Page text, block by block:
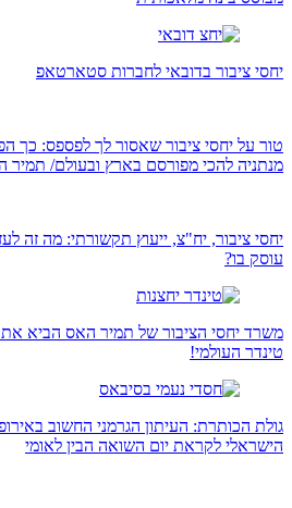
יחסי ציבור בדובאי לחברות סטארטאפ
טור על יחסי ציבור שאסור לך לפספס: כך
מנתניה להכי מפורסם בארץ ובעולם/ תמיר
יחסי ציבור, יח"צ, ייעוץ תקשורתי: מה זה
עוסק בו?
משרד יחסי הציבור של תמיר האס הביא את
טינדר העולמי!
גולת הכותרת: העיתון הגרמני החשוב
הישראלי לקראת יום השואה הבין לאומי